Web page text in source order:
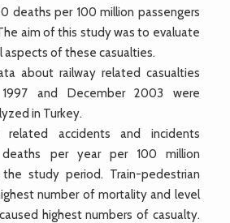
deaths per 100 million passengers
aim of this study was to evaluate
of these casualties.
about railway related casualties
1997 and December 2003 were
in Turkey.
related accidents and incidents
deaths per year per 100 million
the study period. Train-pedestrian
number of mortality and level
highest numbers of casualty.